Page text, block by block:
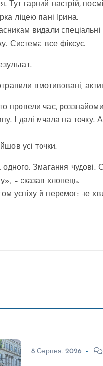
гарний настрій,
ліцею пані Ірина.
видали
Система все фіксує.
вмотивовані,
провели час,
І далі мчала на точку.
усі точки.
Змагання чудові.
– сказав хлопець.
успіху й перемог: не
8 Серпня, 2026